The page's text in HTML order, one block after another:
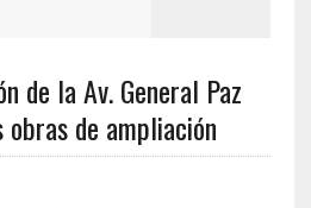
de la Av. General Paz
de ampliación